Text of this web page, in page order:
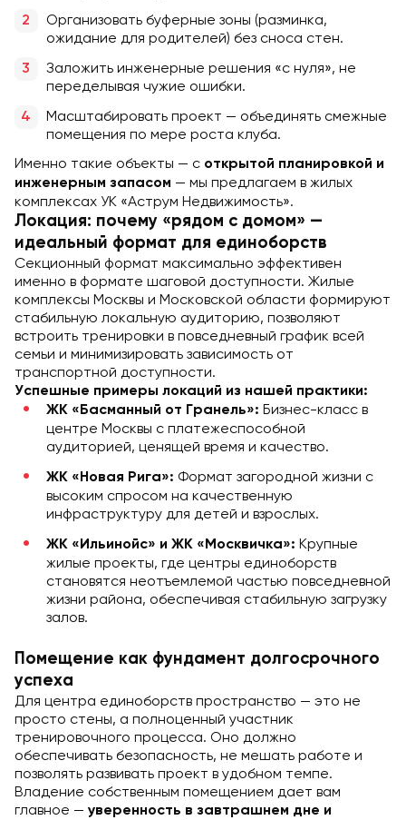
Организовать буферные зоны (разминка,
ожидание для родителей) без сноса стен.
Заложить инженерные решения «с нуля», не
переделывая чужие ошибки.
Масштабировать проект — объединять смежные
помещения по мере роста клуба.
Именно такие объекты — с открытой планировкой и
инженерным запасом — мы предлагаем в жилых
комплексах УК «Аструм Недвижимость».
Локация: почему «рядом с домом» —
идеальный формат для единоборств
Секционный формат максимально эффективен
именно в формате шаговой доступности. Жилые
комплексы Москвы и Московской области формируют
стабильную локальную аудиторию, позволяют
встроить тренировки в повседневный график всей
семьи и минимизировать зависимость от
транспортной доступности.
Успешные примеры локаций из нашей практики:
ЖК «Басманный от Гранель»: Бизнес-класс в
центре Москвы с платежеспособной
аудиторией, ценящей время и качество.
ЖК «Новая Рига»: Формат загородной жизни с
высоким спросом на качественную
инфраструктуру для детей и взрослых.
ЖК «Ильинойс» и ЖК «Москвичка»: Крупные
жилые проекты, где центры единоборств
становятся неотъемлемой частью повседневной
жизни района, обеспечивая стабильную загрузку
залов.
Помещение как фундамент долгосрочного
успеха
Для центра единоборств пространство — это не
просто стены, а полноценный участник
тренировочного процесса. Оно должно
обеспечивать безопасность, не мешать работе и
позволять развивать проект в удобном темпе.
Владение собственным помещением дает вам
главное — уверенность в завтрашнем дне и